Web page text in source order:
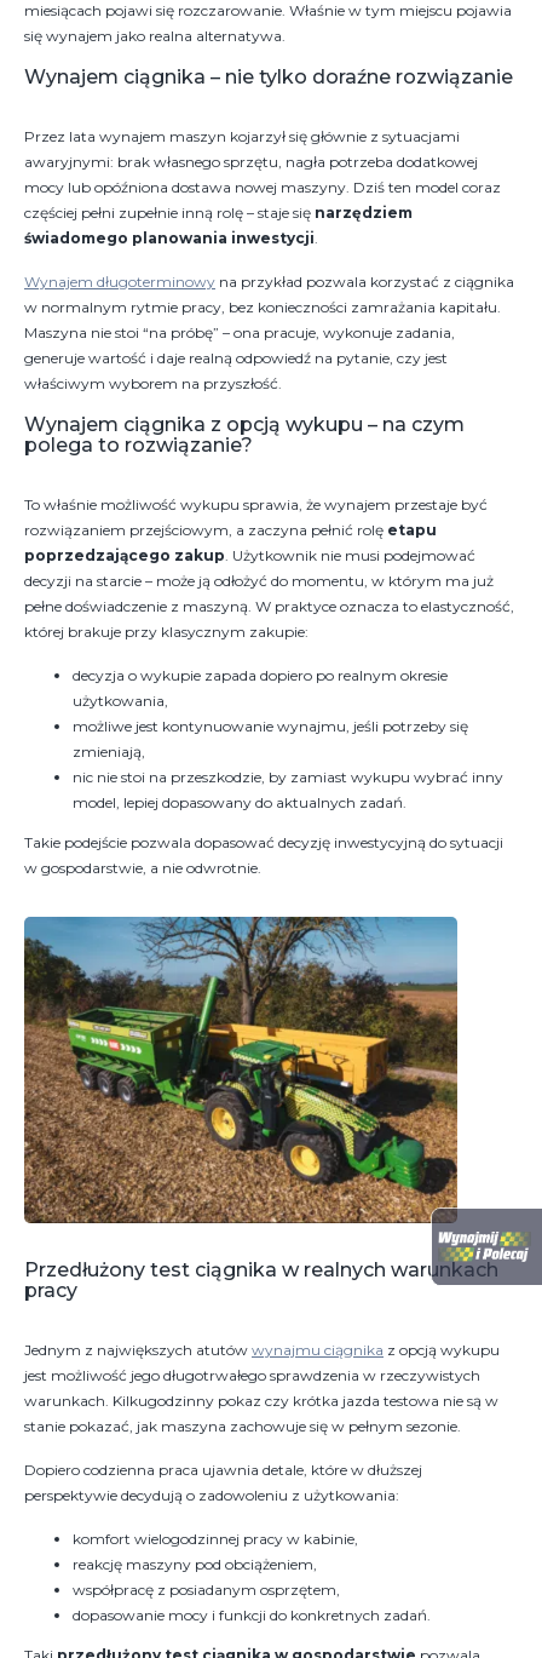
miesiącach pojawi się rozczarowanie. Właśnie w tym miejscu pojawia
się wynajem jako realna alternatywa.
Wynajem ciągnika – nie tylko doraźne rozwiązanie
Przez lata wynajem maszyn kojarzył się głównie z sytuacjami
awaryjnymi: brak własnego sprzętu, nagła potrzeba dodatkowej
mocy lub opóźniona dostawa nowej maszyny. Dziś ten model coraz
częściej pełni zupełnie inną rolę – staje się narzędziem
świadomego planowania inwestycji.
Wynajem długoterminowy na przykład pozwala korzystać z ciągnika
w normalnym rytmie pracy, bez konieczności zamrażania kapitału.
Maszyna nie stoi “na próbę” – ona pracuje, wykonuje zadania,
generuje wartość i daje realną odpowiedź na pytanie, czy jest
właściwym wyborem na przyszłość.
Wynajem ciągnika z opcją wykupu – na czym
polega to rozwiązanie?
To właśnie możliwość wykupu sprawia, że wynajem przestaje być
rozwiązaniem przejściowym, a zaczyna pełnić rolę etapu
poprzedzającego zakup. Użytkownik nie musi podejmować
decyzji na starcie – może ją odłożyć do momentu, w którym ma już
pełne doświadczenie z maszyną. W praktyce oznacza to elastyczność,
której brakuje przy klasycznym zakupie:
decyzja o wykupie zapada dopiero po realnym okresie
użytkowania,
możliwe jest kontynuowanie wynajmu, jeśli potrzeby się
zmieniają,
nic nie stoi na przeszkodzie, by zamiast wykupu wybrać inny
model, lepiej dopasowany do aktualnych zadań.
Takie podejście pozwala dopasować decyzję inwestycyjną do sytuacji
w gospodarstwie, a nie odwrotnie.
Przedłużony test ciągnika w realnych warunkach
pracy
Jednym z największych atutów wynajmu ciągnika z opcją wykupu
jest możliwość jego długotrwałego sprawdzenia w rzeczywistych
warunkach. Kilkugodzinny pokaz czy krótka jazda testowa nie są w
stanie pokazać, jak maszyna zachowuje się w pełnym sezonie.
Dopiero codzienna praca ujawnia detale, które w dłuższej
perspektywie decydują o zadowoleniu z użytkowania:
komfort wielogodzinnej pracy w kabinie,
reakcję maszyny pod obciążeniem,
współpracę z posiadanym osprzętem,
dopasowanie mocy i funkcji do konkretnych zadań.